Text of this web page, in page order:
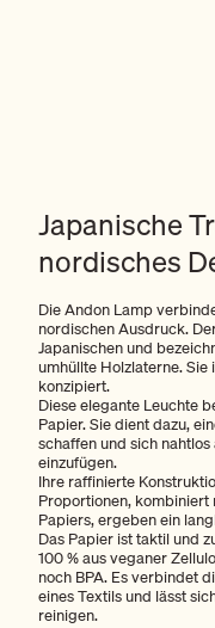
Japanische
nordisches
Die Andon Lamp
nordischen Ausdruck.
Japanischen und
umhüllte Holzlaterne.
konzipiert.
Diese elegante Leuchte
Papier. Sie dient dazu,
schaffen und sich
einzufügen.
Ihre raffinierte
Proportionen,
Papiers, ergeben ein
Das Papier ist taktil und
100 % aus veganer
noch BPA. Es verbindet
eines Textils und lässt
reinigen.